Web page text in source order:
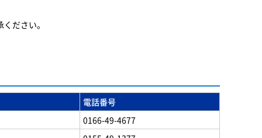
ださい。
電話番号
0166-49-4677